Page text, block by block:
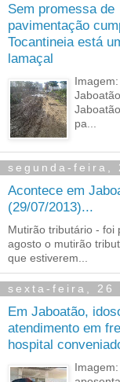
Sem promessa de
pavimentação
Tocantineia está
lamaçal
pa...
segunda-feira,
Acontece em
(29/07/2013)...
Mutirão tributário - foi
agosto o mutirão
que estiverem...
sexta-feira, 26
Em Jaboatão,
atendimento em
hospital